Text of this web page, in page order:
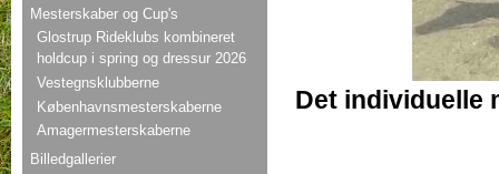
Det individuelle
Mesterskaber og Cup's
Glostrup Rideklubs kombineret
holdcup i spring og dressur 2026
Vestegnsklubberne
Københavnsmesterskaberne
Amagermesterskaberne
Billedgallerier